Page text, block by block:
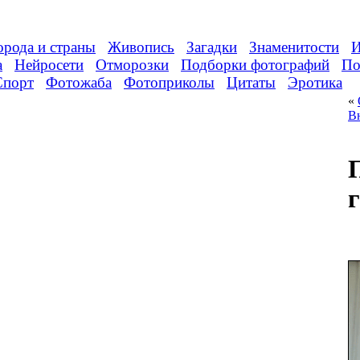
и страны Живопись Загадки Знаменитости
Нейросети Отморозки Подборки фотографий
Фотожаба Фотоприколы Цитаты Эротика
«